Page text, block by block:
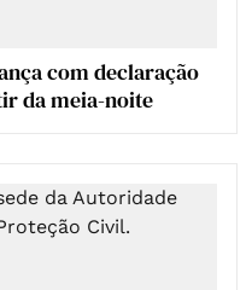
com declaração
da meia-noite